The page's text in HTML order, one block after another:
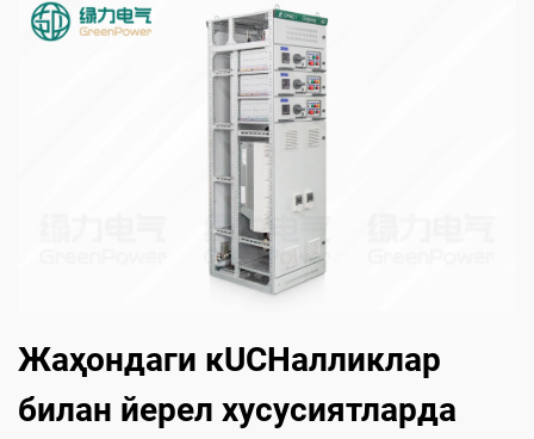
Жаҳондаги кUCHалликлар
билан йерел хусусиятларда